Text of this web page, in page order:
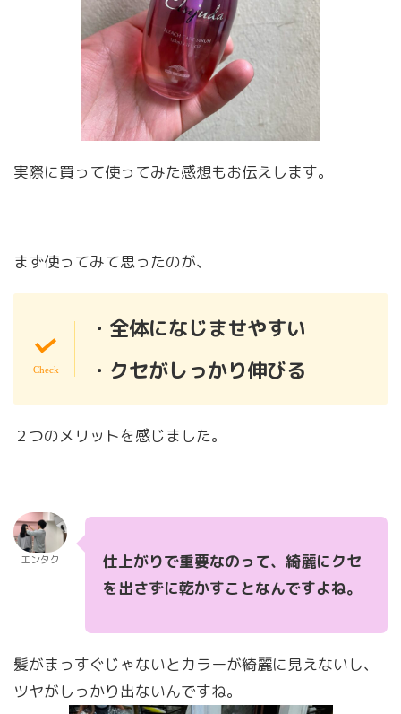
実際に買って使ってみた感想もお伝えします。
まず使ってみて思ったのが、
・全体になじませやすい
・ クセがしっかり伸びる
２つのメリットを感じました。
エンタク 仕上がりで重要なのって、 綺麗にクセ
を出さずに乾かすことなんですよね。
髪がまっすぐじゃないとカラーが綺麗に見えないし、
ツヤがしっかり出ないんですね。